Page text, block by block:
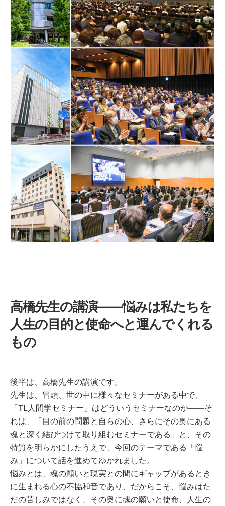
高橋先生の講演――悩みは私たちを
人生の目的と使命へと運んでくれる
もの
後半は、高橋先生の講演です。
先生は、冒頭、世の中に様々なセミナーがある中で、
「TL人間学セミナー」はどういうセミナーなのか――そ
れは、「目の前の問題と自らの心、さらにその奥にある
魂と深く結びつけて取り組むセミナーである」と、その
特質を明らかにしたうえで、今回のテーマである「悩
み」について話を進めてゆかれました。
悩みとは、魂の願いと現実との間にギャップがあるとき
に生まれる心の不協和音であり、だからこそ、悩みはた
だの苦しみではなく、その奥に魂の願いと使命、人生の